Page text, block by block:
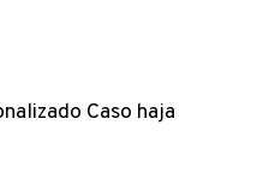
Caso haja